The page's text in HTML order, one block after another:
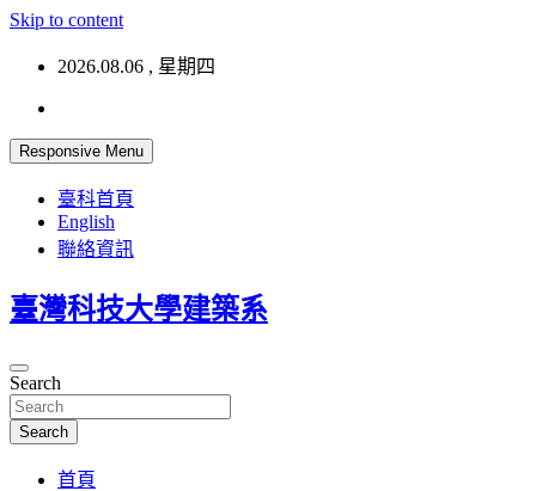
Skip to content
2026.08.06 , 星期四
Responsive Menu
臺科首頁
English
聯絡資訊
臺灣科技大學建築系
Search
Search
首頁